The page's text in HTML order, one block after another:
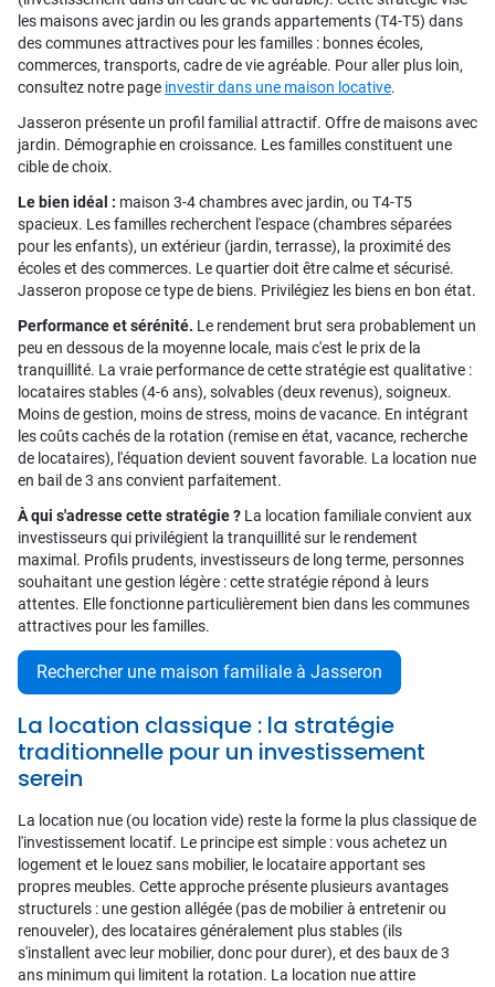
les maisons avec jardin ou les grands appartements (T4-T5) dans
des communes attractives pour les familles : bonnes écoles,
commerces, transports, cadre de vie agréable. Pour aller plus loin,
consultez notre page investir dans une maison locative.
Jasseron présente un profil familial attractif. Offre de maisons avec
jardin. Démographie en croissance. Les familles constituent une
cible de choix.
Le bien idéal : maison 3-4 chambres avec jardin, ou T4-T5
spacieux. Les familles recherchent l'espace (chambres séparées
pour les enfants), un extérieur (jardin, terrasse), la proximité des
écoles et des commerces. Le quartier doit être calme et sécurisé.
Jasseron propose ce type de biens. Privilégiez les biens en bon état.
Performance et sérénité. Le rendement brut sera probablement un
peu en dessous de la moyenne locale, mais c'est le prix de la
tranquillité. La vraie performance de cette stratégie est qualitative :
locataires stables (4-6 ans), solvables (deux revenus), soigneux.
Moins de gestion, moins de stress, moins de vacance. En intégrant
les coûts cachés de la rotation (remise en état, vacance, recherche
de locataires), l'équation devient souvent favorable. La location nue
en bail de 3 ans convient parfaitement.
À qui s'adresse cette stratégie ? La location familiale convient aux
investisseurs qui privilégient la tranquillité sur le rendement
maximal. Profils prudents, investisseurs de long terme, personnes
souhaitant une gestion légère : cette stratégie répond à leurs
attentes. Elle fonctionne particulièrement bien dans les communes
attractives pour les familles.
Rechercher une maison familiale à Jasseron
La location classique : la stratégie
traditionnelle pour un investissement
serein
La location nue (ou location vide) reste la forme la plus classique de
l'investissement locatif. Le principe est simple : vous achetez un
logement et le louez sans mobilier, le locataire apportant ses
propres meubles. Cette approche présente plusieurs avantages
structurels : une gestion allégée (pas de mobilier à entretenir ou
renouveler), des locataires généralement plus stables (ils
s'installent avec leur mobilier, donc pour durer), et des baux de 3
ans minimum qui limitent la rotation. La location nue attire